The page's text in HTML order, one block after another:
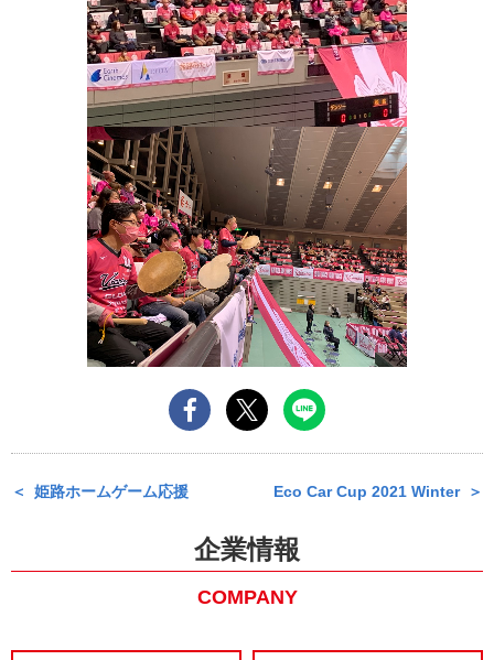
姫路ホームゲーム応援 Eco Car Cup 2021 Winter
企業情報
COMPANY